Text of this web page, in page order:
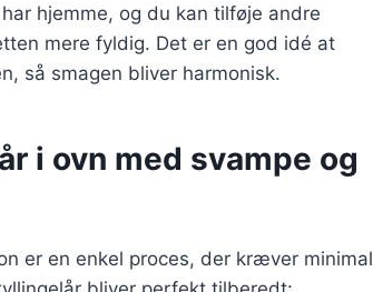
hjemme, og du kan tilføje andre
mere fyldig. Det er en god idé at
så smagen bliver harmonisk.
i ovn med svampe og
er en enkel proces, der kræver minimal